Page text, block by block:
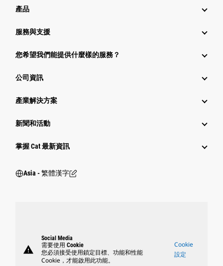
產品
服務與支援
您希望我們能提供什麼樣的服務？
公司資訊
產業解決方案
新聞和活動
掌握 Cat 最新資訊
Asia - 繁體漢字
warning
Social Media
需要使用 Cookie
您必須接受使用鎖定目標、功能和性能
Cookie，才能啟用此功能。
Cookie
設定